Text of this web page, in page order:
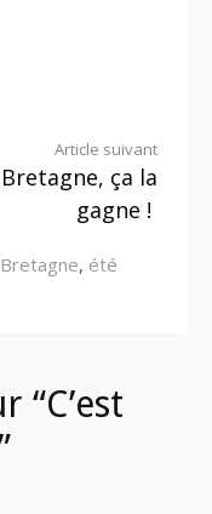
Article suivant
ça la
gagne !
Bretagne, été
“C’est